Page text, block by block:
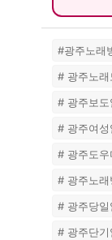
#광주노래
# 광주노
# 광주보도
# 광주여성
# 광주도우
# 광주노래
# 광주당일
# 광주단기